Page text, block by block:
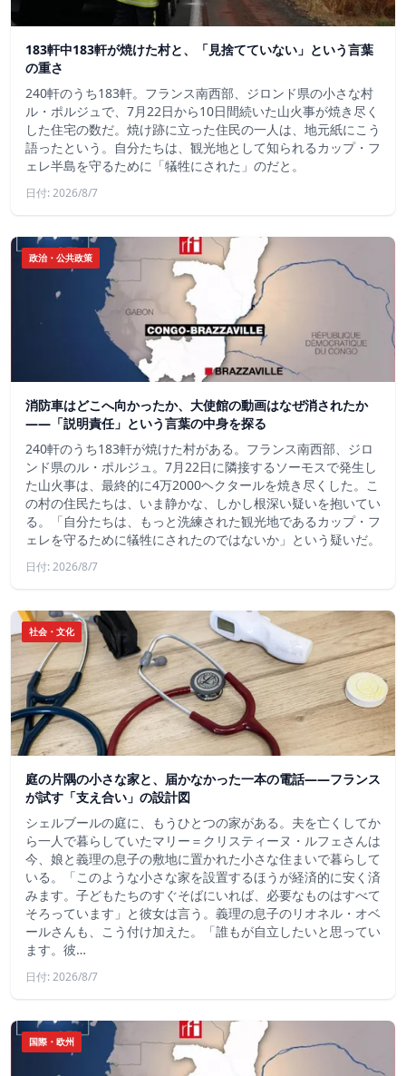
183軒中183軒が焼けた村と、「見捨てていない」という言葉
の重さ
240軒のうち183軒。フランス南西部、ジロンド県の小さな村
ル・ポルジュで、7月22日から10日間続いた山火事が焼き尽く
した住宅の数だ。焼け跡に立った住民の一人は、地元紙にこう
語ったという。自分たちは、観光地として知られるカップ・フ
ェレ半島を守るために「犠牲にされた」のだと。
日付: 2026/8/7
政治・公共政策
消防車はどこへ向かったか、大使館の動画はなぜ消されたか
——「説明責任」という言葉の中身を探る
240軒のうち183軒が焼けた村がある。フランス南西部、ジロ
ンド県のル・ポルジュ。7月22日に隣接するソーモスで発生し
た山火事は、最終的に4万2000ヘクタールを焼き尽くした。こ
の村の住民たちは、いま静かな、しかし根深い疑いを抱いてい
る。「自分たちは、もっと洗練された観光地であるカップ・フ
ェレを守るために犠牲にされたのではないか」という疑いだ。
日付: 2026/8/7
社会・文化
庭の片隅の小さな家と、届かなかった一本の電話——フランス
が試す「支え合い」の設計図
シェルブールの庭に、もうひとつの家がある。夫を亡くしてか
ら一人で暮らしていたマリー＝クリスティーヌ・ルフェさんは
今、娘と義理の息子の敷地に置かれた小さな住まいで暮らして
いる。「このような小さな家を設置するほうが経済的に安く済
みます。子どもたちのすぐそばにいれば、必要なものはすべて
そろっています」と彼女は言う。義理の息子のリオネル・オベ
ールさんも、こう付け加えた。「誰もが自立したいと思ってい
ます。彼…
日付: 2026/8/7
国際・欧州